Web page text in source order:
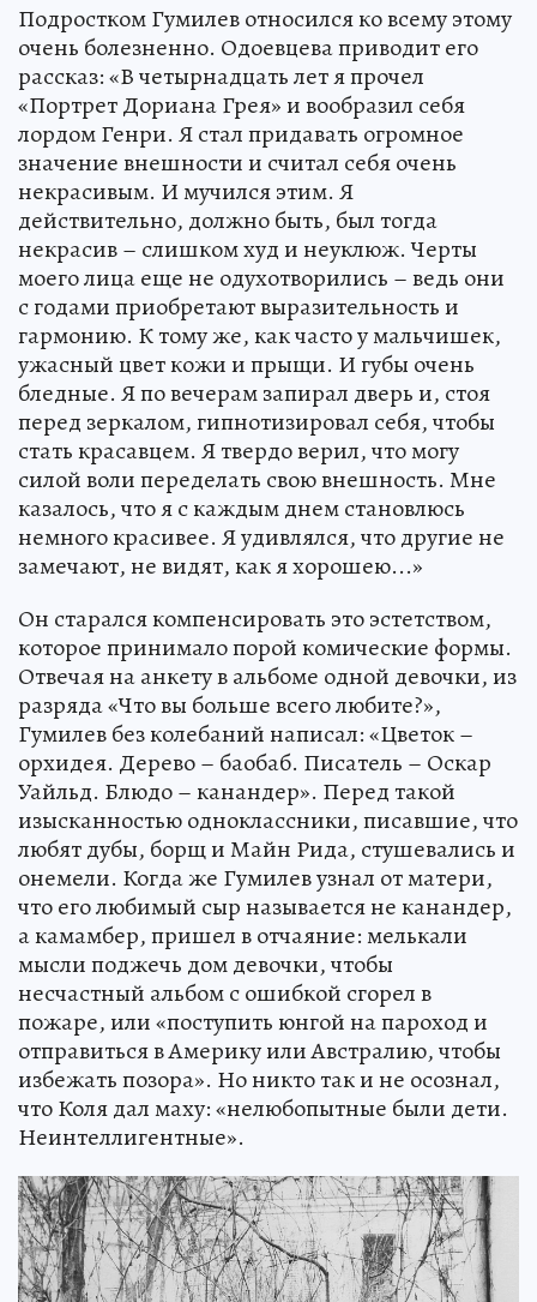
Подростком Гумилев относился ко всему этому
очень болезненно. Одоевцева приводит его
рассказ: «В четырнадцать лет я прочел
«Портрет Дориана Грея» и вообразил себя
лордом Генри. Я стал придавать огромное
значение внешности и считал себя очень
некрасивым. И мучился этим. Я
действительно, должно быть, был тогда
некрасив – слишком худ и неуклюж. Черты
моего лица еще не одухотворились – ведь они
с годами приобретают выразительность и
гармонию. К тому же, как часто у мальчишек,
ужасный цвет кожи и прыщи. И губы очень
бледные. Я по вечерам запирал дверь и, стоя
перед зеркалом, гипнотизировал себя, чтобы
стать красавцем. Я твердо верил, что могу
силой воли переделать свою внешность. Мне
казалось, что я с каждым днем становлюсь
немного красивее. Я удивлялся, что другие не
замечают, не видят, как я хорошею...»
Он старался компенсировать это эстетством,
которое принимало порой комические формы.
Отвечая на анкету в альбоме одной девочки, из
разряда «Что вы больше всего любите?»,
Гумилев без колебаний написал: «Цветок –
орхидея. Дерево – баобаб. Писатель – Оскар
Уайльд. Блюдо – канандер». Перед такой
изысканностью одноклассники, писавшие, что
любят дубы, борщ и Майн Рида, стушевались и
онемели. Когда же Гумилев узнал от матери,
что его любимый сыр называется не канандер,
а камамбер, пришел в отчаяние: мелькали
мысли поджечь дом девочки, чтобы
несчастный альбом с ошибкой сгорел в
пожаре, или «поступить юнгой на пароход и
отправиться в Америку или Австралию, чтобы
избежать позора». Но никто так и не осознал,
что Коля дал маху: «нелюбопытные были дети.
Неинтеллигентные».